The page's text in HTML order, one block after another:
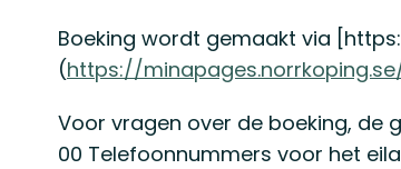
Boeking wordt gemaakt via
(https://
Voor vragen over de boeking, de
00 Telefoonnummers voor het